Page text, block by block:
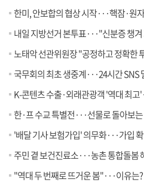
한미, 안보합의 협상 시작···핵잠·원
내일 지방선거 본투표···"신분증 챙
노태악 선관위원장 "공정하고 정확한 투
국무회의 최초 생중계···24시간 SNS
K-콘텐츠 수출·외래관광객 '역대 최고'
한·프 수교 특별전···선물로 돌아보
'배달 기사 보험가입' 의무화···가입
주민 곁 보건진료소···농촌 통합돌봄
"역대 두 번째로 뜨거운 봄"···이유는?